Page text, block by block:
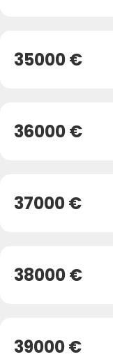
35000 €
36000 €
37000 €
38000 €
39000 €